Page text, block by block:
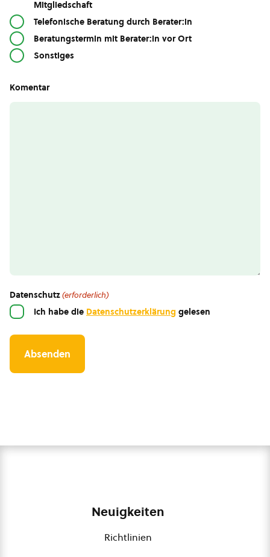
Mitgliedschaft
Telefonische Beratung durch Berater:in
Beratungstermin mit Berater:in vor Ort
Sonstiges
Komentar
Datenschutz(erforderlich)
Ich habe die Datenschutzerklärung gelesen
Neuigkeiten
Richtlinien